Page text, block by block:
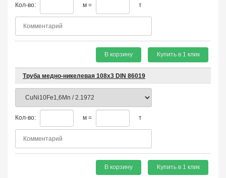
Кол-во: м = т
В корзину Купить в 1 клик
Труба медно-никелевая 108х3 DIN 86019
Кол-во: м = т
В корзину Купить в 1 клик